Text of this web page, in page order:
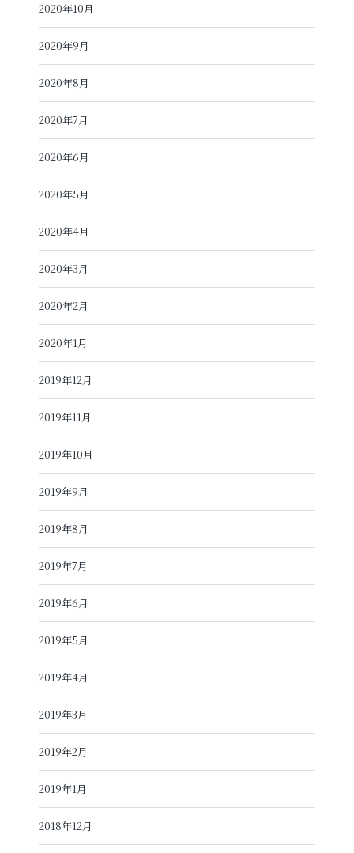
2020年10月
2020年9月
2020年8月
2020年7月
2020年6月
2020年5月
2020年4月
2020年3月
2020年2月
2020年1月
2019年12月
2019年11月
2019年10月
2019年9月
2019年8月
2019年7月
2019年6月
2019年5月
2019年4月
2019年3月
2019年2月
2019年1月
2018年12月